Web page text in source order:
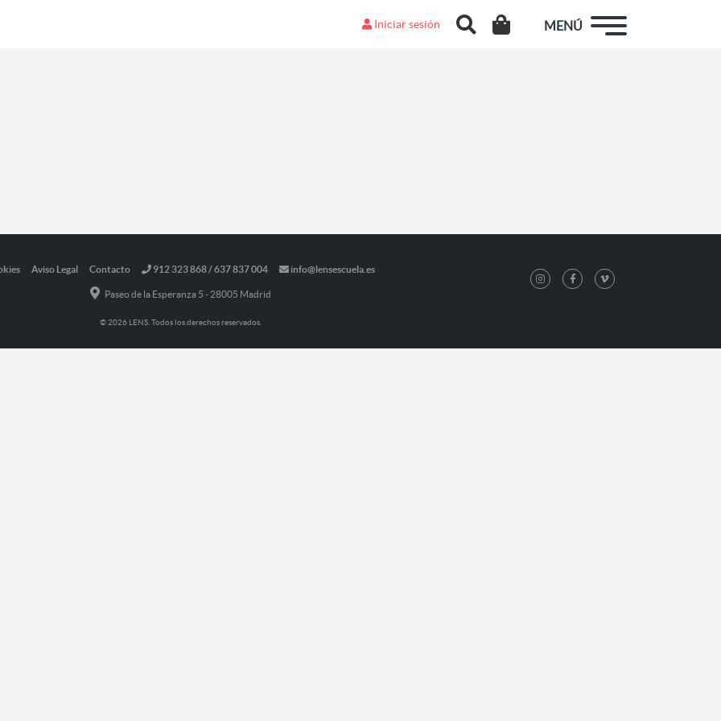
Iniciar sesión MENÚ
Aviso Legal Contacto 912 323 868 / 637 837 004 info@lensescuela.es
Paseo de la Esperanza 5 - 28005 Madrid
© 2026 LENS. Todos los derechos reservados.